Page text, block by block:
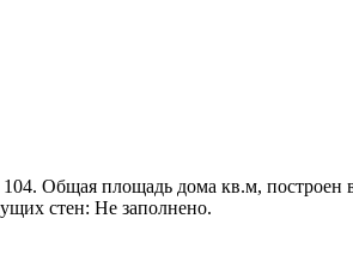
104. Общая площадь дома кв.м,
стен: Не заполнено.